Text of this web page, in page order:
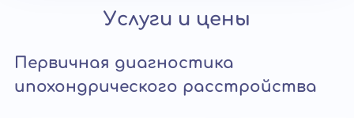
Услуги и цены
Первичная диагностика
ипохондрического расстройства